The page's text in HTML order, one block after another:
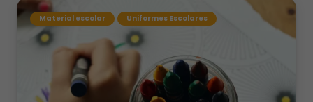
Material escolar Uniformes Escolares